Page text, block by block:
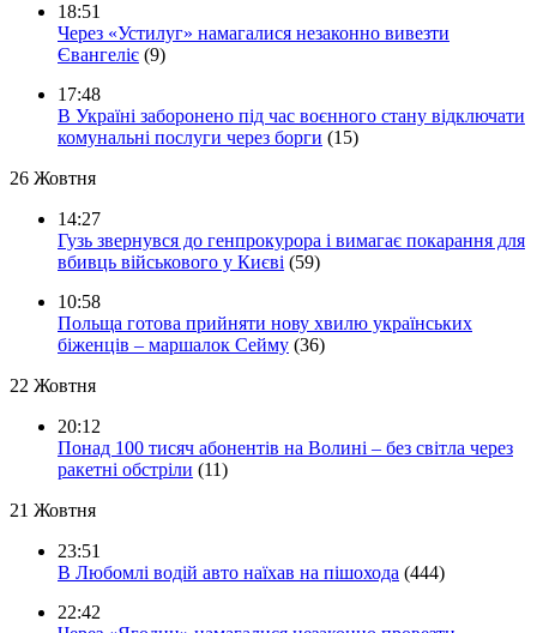
18:51
Через «Устилуг» намагалися незаконно вивезти
Євангеліє (9)
17:48
В Україні заборонено під час воєнного стану відключати
комунальні послуги через борги (15)
26 Жовтня
14:27
Гузь звернувся до генпрокурора і вимагає покарання для
вбивць військового у Києві (59)
10:58
Польща готова прийняти нову хвилю українських
біженців – маршалок Сейму (36)
22 Жовтня
20:12
Понад 100 тисяч абонентів на Волині – без світла через
ракетні обстріли (11)
21 Жовтня
23:51
В Любомлі водій авто наїхав на пішохода (444)
22:42